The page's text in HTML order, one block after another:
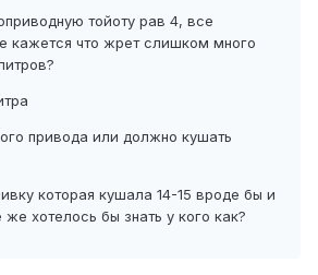
тойоту рав 4, все
кажется что жрет слишком много
привода или должно кушать
которая кушала 14-15 вроде бы и
хотелось бы знать у кого как?